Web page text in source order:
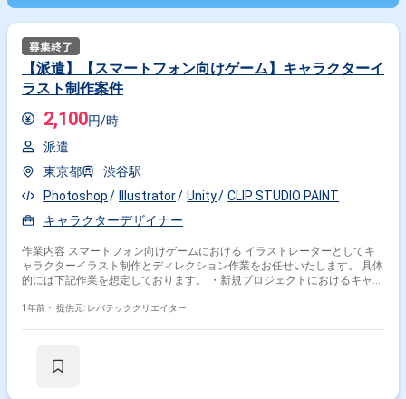
【派遣】【スマートフォン向けゲーム】キャラクターイ
ラスト制作案件
2,100円/時
派遣
東京都
渋谷駅
Photoshop
Illustrator Unity
CLIP STUDIO PAINT
キャラクターデザイナー
作業内容 スマートフォン向けゲームにおける イラストレーターとしてキ
ャラクターイラスト制作とディレクション作業をお任せいたします。 具体
的には下記作業を想定しております。 ・新規プロジェクトにおけるキャラ
1年前・ 提供元: レバテッククリエイター